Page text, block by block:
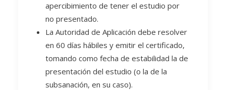
apercibimiento de tener el estudio por
no presentado.
La Autoridad de Aplicación debe resolver
en 60 días hábiles y emitir el certificado,
tomando como fecha de estabilidad la de
presentación del estudio (o la de la
subsanación, en su caso).